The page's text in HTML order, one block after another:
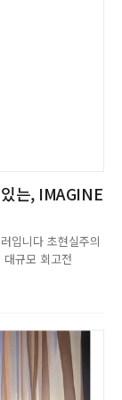
는, IMAGINE
입니다 초현실주의
규모 회고전
서 치밀한 사전 계